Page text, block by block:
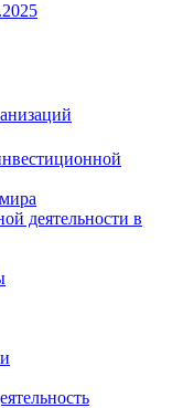
деятельности в